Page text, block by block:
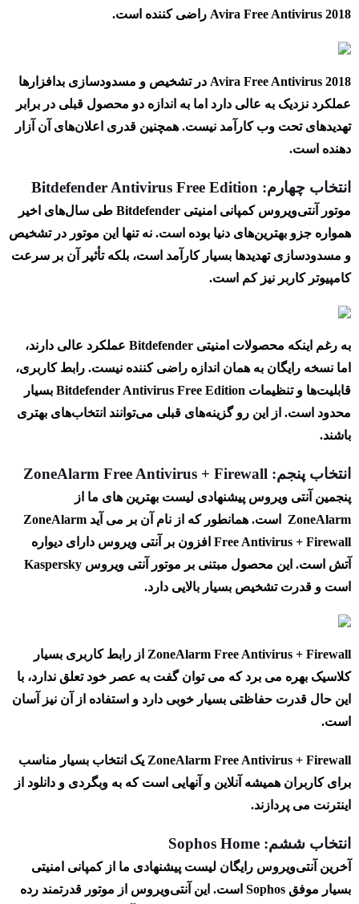
Avira Free Antivirus 2018 راضی کننده است.
Avira Free Antivirus 2018 در تشخیص و مسدودسازی بدافزارها
عملکرد نزدیک به عالی دارد اما به اندازه دو محصول قبلی در برابر
تهدیدهای تحت وب کارآمد نیست. همچنین قدری اعلان‌های آن آزار
دهنده است.
انتخاب چهارم: Bitdefender Antivirus Free Edition
موتور آنتی‌ویروس کمپانی امنیتی Bitdefender طی سال‌های اخیر
همواره جزو بهترین‌های دنیا بوده است. نه تنها این موتور در تشخیص
و مسدودسازی تهدیدها بسیار کارآمد است، بلکه تأثیر آن بر سرعت
کامپیوتر کاربر نیز کم است.
به رغم اینکه محصولات امنیتی Bitdefender عملکرد عالی دارند،
اما نسخه رایگان به همان اندازه راضی کننده نیست. رابط کاربری،
قابلیت‌ها و تنظیمات Bitdefender Antivirus Free Edition بسیار
محدود است. از این رو گزینه‌های قبلی می‌توانند انتخاب‌های بهتری
باشند.
انتخاب پنجم: ZoneAlarm Free Antivirus + Firewall
پنجمین آنتی ویروس پیشنهادی لیست بهترین های ما از
ZoneAlarm است. همانطور که از نام آن بر می آید ZoneAlarm
Free Antivirus + Firewall افزون بر آنتی ویروس دارای دیواره
آتش است. این محصول مبتنی بر موتور آنتی ویروس Kaspersky
است و قدرت تشخیص بسیار بالایی دارد.
ZoneAlarm Free Antivirus + Firewall از رابط کاربری بسیار
کلاسیک بهره می برد که می توان گفت به عصر خود تعلق ندارد، با
این حال قدرت حفاظتی بسیار خوبی دارد و استفاده از آن نیز آسان
است.
ZoneAlarm Free Antivirus + Firewall یک انتخاب بسیار مناسب
برای کاربران همیشه آنلاین و آنهایی است که به وبگردی و دانلود از
اینترنت می پردازند.
انتخاب ششم: Sophos Home
آخرین آنتی‌ویروس رایگان لیست پیشنهادی ما از کمپانی امنیتی
بسیار موفق Sophos است. این آنتی‌ویروس از موتور قدرتمند رده